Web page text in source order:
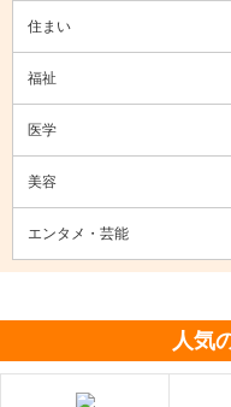
住まい
福祉
医学
美容
エンタメ・芸能
人気